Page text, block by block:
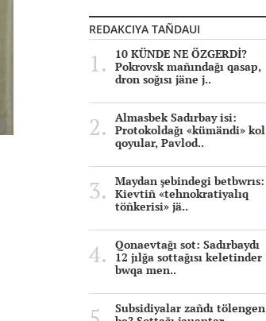
REDAKCIYA TAÑDAUI
10 KÜNDE NE ÖZGERDİ?
Pokrovsk mañındağı qasap,
dron soğısı jäne j..
Almasbek Sadırbay isi:
Protokoldağı «kümändi» kol
qoyular, Pavlod..
Maydan şebindegi betbwrıs:
Kievtiñ «tehnokratiyalıq
töñkerisi» jä..
Qonaevtağı sot: Sadırbaydı
12 jılğa sottağısı keletinder
bwqa men..
Subsidiyalar zañdı tölengen